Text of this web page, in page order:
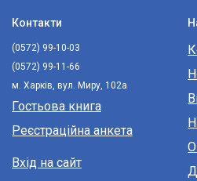
Контакти
(0572) 99-10-03
(0572) 99-11-66
м. Харків, вул. Миру, 102а
Гостьова книга
Реєстраційна анкета
Вхід на сайт